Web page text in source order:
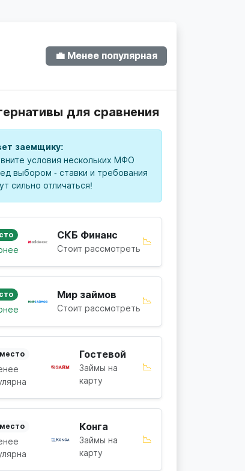
💼 Менее популярная
для сравнения
заемщику:
условия нескольких МФО
выбором - ставки и требования
сильно отличаться!
СКБ Финанс
Стоит рассмотреть
📉
Мир займов
Стоит рассмотреть
📉
Гостевой
Займы на
карту
📉
Конга
Займы на
карту
📉